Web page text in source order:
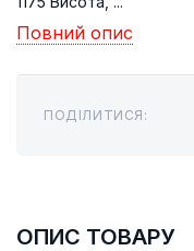
Повний опис
ПОДІЛИТИСЯ:
ОПИС ТОВАРУ